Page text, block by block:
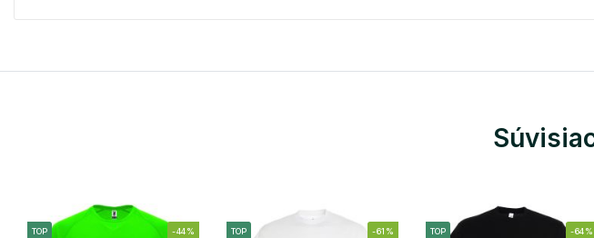
TOP -44% TOP -61% TOP -64%